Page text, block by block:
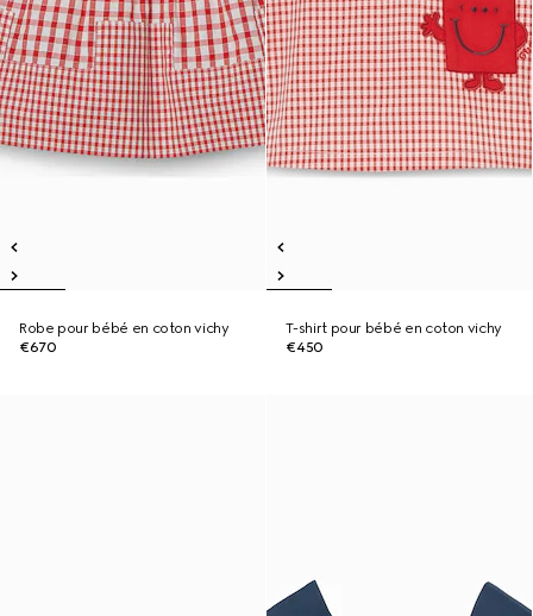
Robe pour bébé en coton vichy
€670
T-shirt pour bébé en coton vichy
€450